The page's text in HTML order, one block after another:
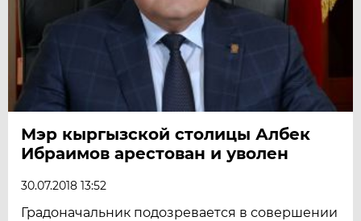
Мэр кыргызской столицы Албек
Ибраимов арестован и уволен
30.07.2018 13:52
Градоначальник подозревается в совершении